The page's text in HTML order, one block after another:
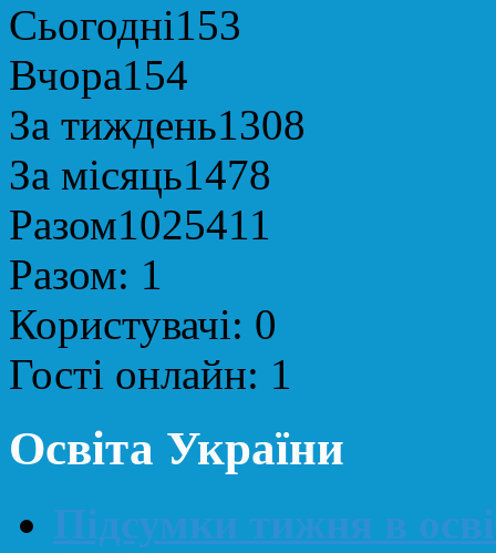
Сьогодні153
Вчора154
За тиждень1308
За місяць1478
Разом1025411
Разом: 1
Користувачі: 0
Гості онлайн: 1
Освіта України
Підсумки тижня в